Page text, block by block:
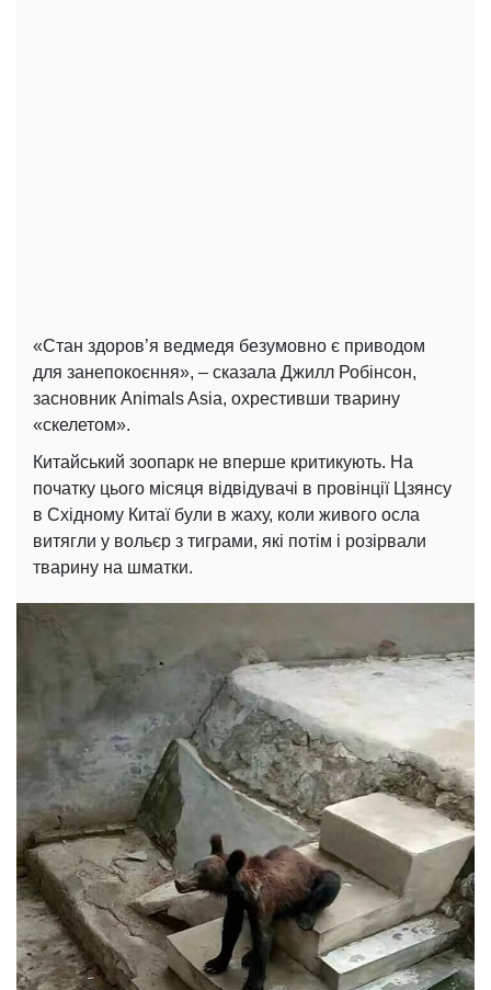
«Стан здоров’я ведмедя безумовно є приводом
для занепокоєння», – сказала Джилл Робінсон,
засновник Animals Asia, охрестивши тварину
«скелетом».
Китайський зоопарк не вперше критикують. На
початку цього місяця відвідувачі в провінції Цзянсу
в Східному Китаї були в жаху, коли живого осла
витягли у вольєр з тиграми, які потім і розірвали
тварину на шматки.